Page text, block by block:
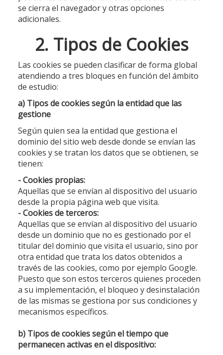
se cierra el navegador y otras opciones
adicionales.
2. Tipos de Cookies
Las cookies se pueden clasificar de forma global
atendiendo a tres bloques en función del ámbito
de estudio:
a) Tipos de cookies según la entidad que las
gestione
Según quien sea la entidad que gestiona el
dominio del sitio web desde donde se envían las
cookies y se tratan los datos que se obtienen, se
tienen:
- Cookies propias:
Aquellas que se envían al dispositivo del usuario
desde la propia página web que visita.
- Cookies de terceros:
Aquellas que se envían al dispositivo del usuario
desde un dominio que no es gestionado por el
titular del dominio que visita el usuario, sino por
otra entidad que trata los datos obtenidos a
través de las cookies, como por ejemplo Google.
Puesto que son estos terceros quienes proceden
a su implementación, el bloqueo y desinstalación
de las mismas se gestiona por sus condiciones y
mecanismos específicos.
b) Tipos de cookies según el tiempo que
permanecen activas en el dispositivo: